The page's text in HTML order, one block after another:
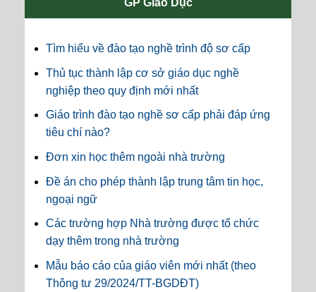
GP Giáo Dục
Tìm hiểu về đào tạo nghề trình độ sơ cấp
Thủ tục thành lập cơ sở giáo dục nghề
nghiệp theo quy định mới nhất
Giáo trình đào tạo nghề sơ cấp phải đáp ứng
tiêu chí nào?
Đơn xin học thêm ngoài nhà trường
Đề án cho phép thành lập trung tâm tin học,
ngoại ngữ
Các trường hợp Nhà trường được tổ chức
dạy thêm trong nhà trường
Mẫu báo cáo của giáo viên mới nhất (theo
Thông tư 29/2024/TT-BGDĐT)